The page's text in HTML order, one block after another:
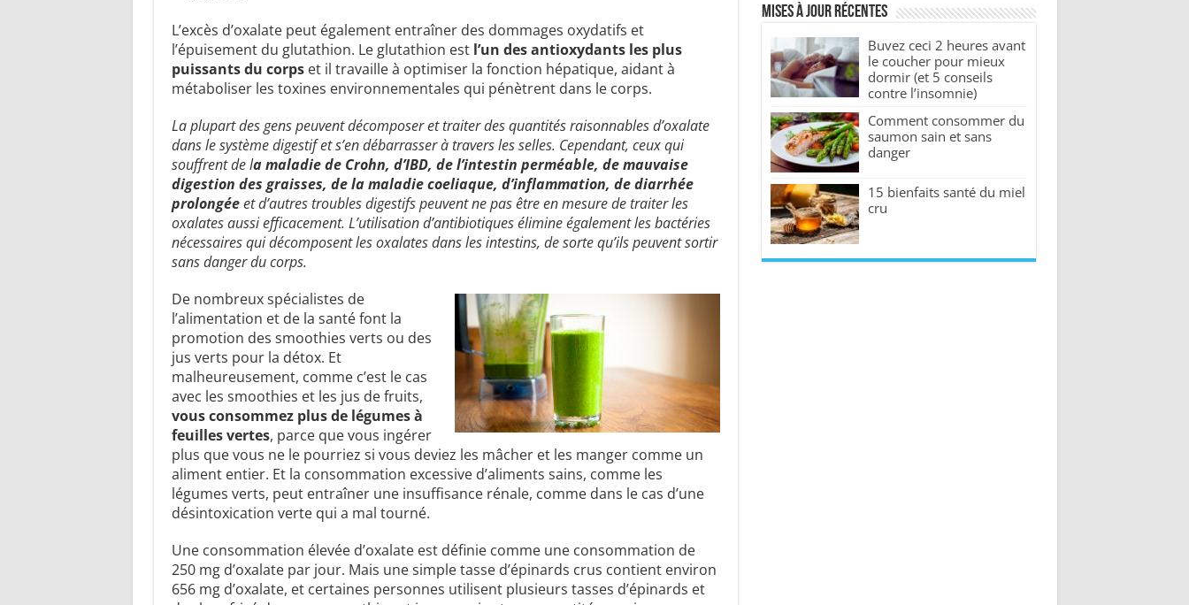
L’excès d’oxalate peut également entraîner des dommages oxydatifs et
l’épuisement du glutathion. Le glutathion est l’un des antioxydants les plus
puissants du corpset il travaille à optimiser la fonction hépatique, aidant à
métaboliser les toxines environnementales qui pénètrent dans le corps.
La plupart des gens peuvent décomposer et traiter des quantités raisonnables d’oxalate
dans le système digestif et s’en débarrasser à travers les selles. Cependant, ceux qui
souffrent de la maladie de Crohn, d’IBD, de l’intestin perméable, de mauvaise
digestion des graisses, de la maladie coeliaque, d’inflammation, de diarrhée
prolongéeet d’autres troubles digestifs peuvent ne pas être en mesure de traiter les
oxalates aussi efficacement. L’utilisation d’antibiotiques élimine également les bactéries
nécessaires qui décomposent les oxalates dans les intestins, de sorte qu’ils peuvent sortir
sans danger du corps.
De nombreux spécialistes de
l’alimentation et de la santé font la
promotion des smoothies verts ou des
jus verts pour la détox. Et
malheureusement, comme c’est le cas
avec les smoothies et les jus de fruits,
vous consommez plus de légumes à
feuilles vertes, parce que vous ingérer
plus que vous ne le pourriez si vous deviez les mâcher et les manger comme un
aliment entier. Et la consommation excessive d’aliments sains, comme les
légumes verts, peut entraîner une insuffisance rénale, comme dans le cas d’une
désintoxication verte qui a mal tourné.
Une consommation élevée d’oxalate est définie comme une consommation de
250 mg d’oxalate par jour. Mais une simple tasse d’épinards crus contient environ
656 mg d’oxalate, et certaines personnes utilisent plusieurs tasses d’épinards et
Mises à jour récentes
Buvez ceci 2 heures avant
le coucher pour mieux
dormir (et 5 conseils
contre l’insomnie)
Comment consommer du
saumon sain et sans
danger
15 bienfaits santé du miel
cru